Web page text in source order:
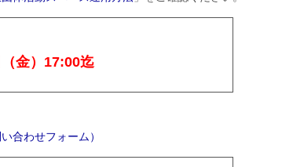
金）17:00迄
い合わせフォーム）